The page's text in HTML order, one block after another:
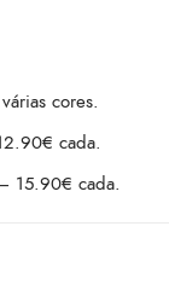
cores.
cada.
15.90€ cada.